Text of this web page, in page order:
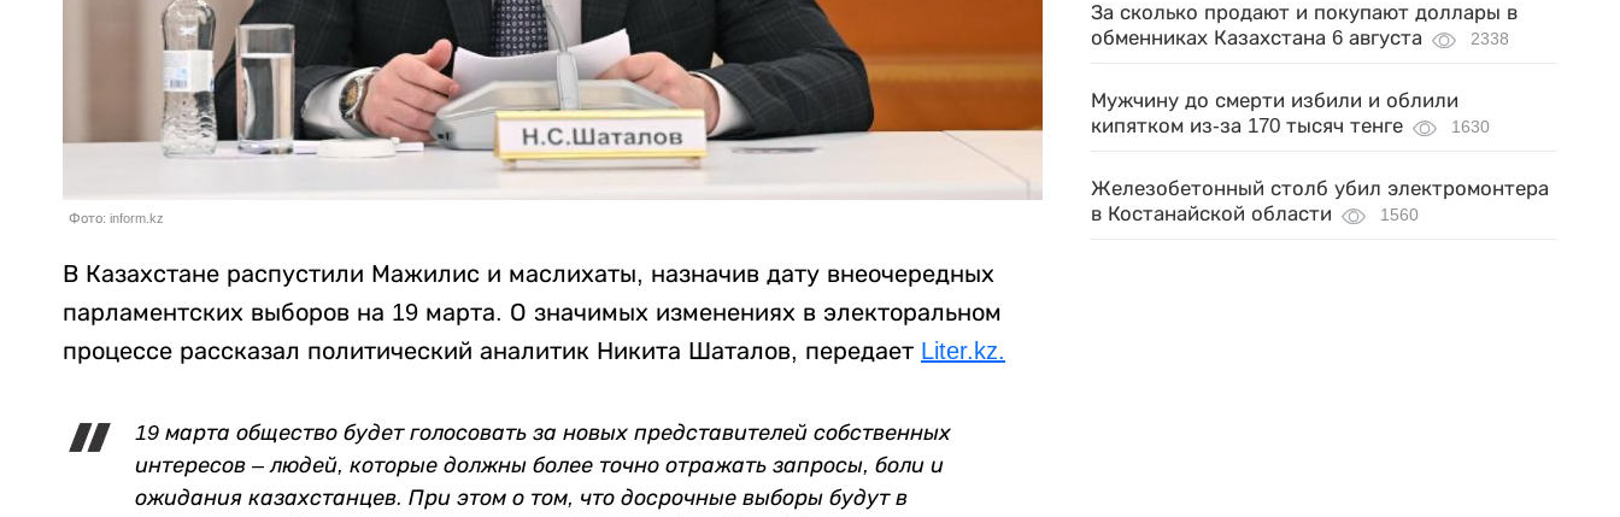
Фото: inform.kz
В Казахстане распустили Мажилис и маслихаты, назначив дату внеочередных
парламентских выборов на 19 марта. О значимых изменениях в электоральном
процессе рассказал политический аналитик Никита Шаталов, передает Liter.kz.
19 марта общество будет голосовать за новых представителей собственных
интересов – людей, которые должны более точно отражать запросы, боли и
ожидания казахстанцев. При этом о том, что досрочные выборы будут в
За сколько продают и покупают доллары в
обменниках Казахстана 6 августа
2338
Мужчину до смерти избили и облили
кипятком из-за 170 тысяч тенге
1630
Железобетонный столб убил электромонтера
в Костанайской области
1560